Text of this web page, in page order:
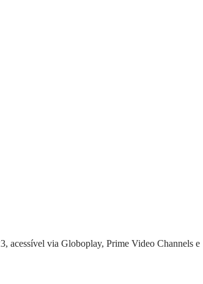
acessível via Globoplay, Prime Video Channels e